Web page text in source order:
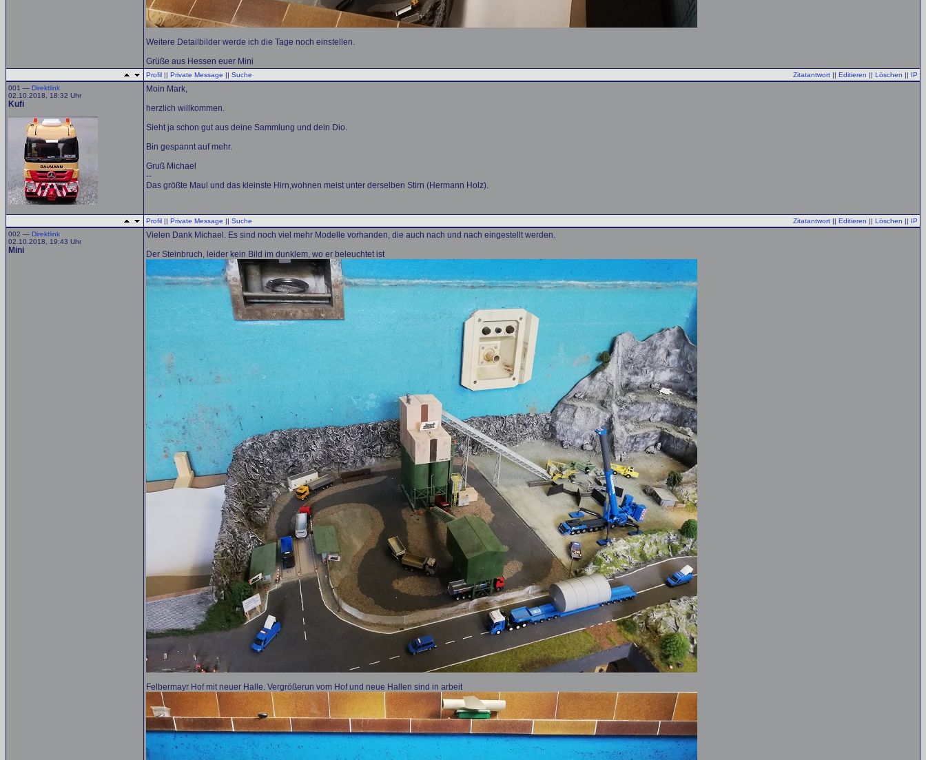
Weitere Detailbilder werde ich die Tage noch einstellen.
Grüße aus Hessen euer Mini
Profil || Private Message || Suche Zitatantwort || Editieren || Löschen || IP
001 — Direktlink
02.10.2018, 18:32 Uhr
Kufi
Moin Mark,
herzlich willkommen.
Sieht ja schon gut aus deine Sammlung und dein Dio.
Bin gespannt auf mehr.
Gruß Michael
--
Das größte Maul und das kleinste Hirn,wohnen meist unter derselben Stirn (Hermann Holz).
Profil || Private Message || Suche Zitatantwort || Editieren || Löschen || IP
002 — Direktlink
02.10.2018, 19:43 Uhr
Mini
Vielen Dank Michael. Es sind noch viel mehr Modelle vorhanden, die auch nach und nach eingestellt werden.
Der Steinbruch, leider kein Bild im dunklem, wo er beleuchtet ist
Felbermayr Hof mit neuer Halle. Vergrößerun vom Hof und neue Hallen sind in arbeit